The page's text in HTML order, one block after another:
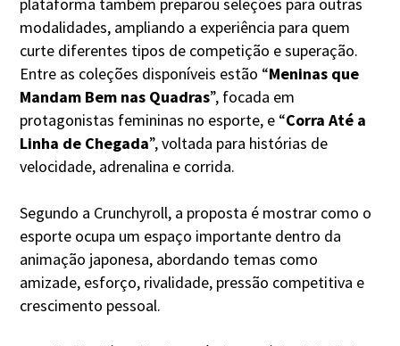
modalidades, ampliando a experiência para quem
curte diferentes tipos de competição e superação.
Entre as coleções disponíveis estão “Meninas que
Mandam Bem nas Quadras”, focada em
protagonistas femininas no esporte, e “Corra Até a
Linha de Chegada”, voltada para histórias de
velocidade, adrenalina e corrida.
Segundo a Crunchyroll, a proposta é mostrar como o
esporte ocupa um espaço importante dentro da
animação japonesa, abordando temas como
amizade, esforço, rivalidade, pressão competitiva e
crescimento pessoal.